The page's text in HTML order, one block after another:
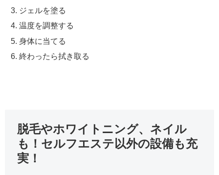
ジェルを塗る
温度を調整する
身体に当てる
終わったら拭き取る
脱毛やホワイトニング、ネイル
も！セルフエステ以外の設備も充
実！